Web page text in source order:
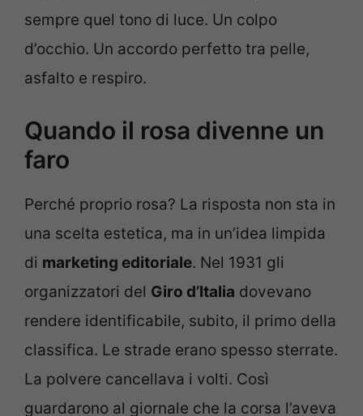
sempre quel tono di luce. Un colpo
d’occhio. Un accordo perfetto tra pelle,
asfalto e respiro.
Quando il rosa divenne un
faro
Perché proprio rosa? La risposta non sta in
una scelta estetica, ma in un’idea limpida
di marketing editoriale. Nel 1931 gli
organizzatori del Giro d’Italia dovevano
rendere identificabile, subito, il primo della
classifica. Le strade erano spesso sterrate.
La polvere cancellava i volti. Così
guardarono al giornale che la corsa l’aveva